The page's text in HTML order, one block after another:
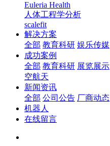
Euleria Health
人体工程学分析
scalefit
解决方案
全部 教育科研 娱乐传媒
成功案例
全部 教育科研 展览展示
空航天
新闻资讯
全部 公司公告 厂商动态
机器人
在线留言